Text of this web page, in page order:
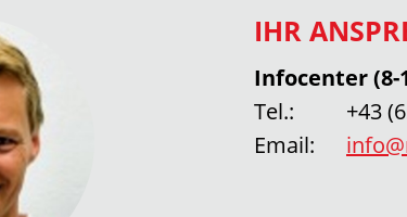
IHR
Infocenter (8-
Tel.:
+43
Email: